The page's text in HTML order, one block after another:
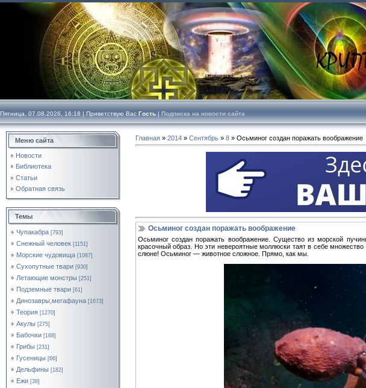
Пятница, 07.08.2026, 16:18 | Приветствую Вас Гость | Подписка на новости сайта
Меню сайта
Новости
Библиотека
Статьи
Обратная связь
Темы
Чупакабра [793]
Снежный человек [1151]
Морские чудовища [1087]
Сухопутные твари [930]
Летающие монстры [251]
Подземные твари [61]
Динозавры,мегафауна [1673]
Теория [1270]
Акулы [275]
Бабочки [168]
Грибы [231]
Гусеницы [66]
Дельфины [182]
Ежи [38]
Главная » 2014 » Сентябрь » 8 » Осьминог создан поражать воображение
Осьминог создан поражать воображение
Осьминог создан поражать воображение. Существо из морской
красочный образ. Но эти невероятные моллюски таят в себе
слюне! Осьминог — животное сложное. Прямо, как мы.